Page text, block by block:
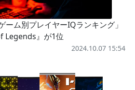
ーム別プレイヤーIQランキング」
Legends』が1位
2024.10.07 15:54